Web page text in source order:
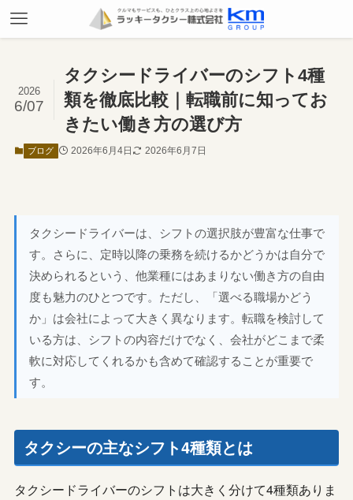
タクシードライバーのシフト4種
類を徹底比較｜転職前に知ってお
きたい働き方の選び方
2026
6/07
ブログ 2026年6月4日 2026年6月7日
タクシードライバーは、シフトの選択肢が豊富な仕事で
す。さらに、定時以降の乗務を続けるかどうかは自分で
決められるという、他業種にはあまりない働き方の自由
度も魅力のひとつです。ただし、「選べる職場かどう
か」は会社によって大きく異なります。転職を検討して
いる方は、シフトの内容だけでなく、会社がどこまで柔
軟に対応してくれるかも含めて確認することが重要で
す。
タクシーの主なシフト4種類とは
タクシードライバーのシフトは大きく分けて4種類ありま